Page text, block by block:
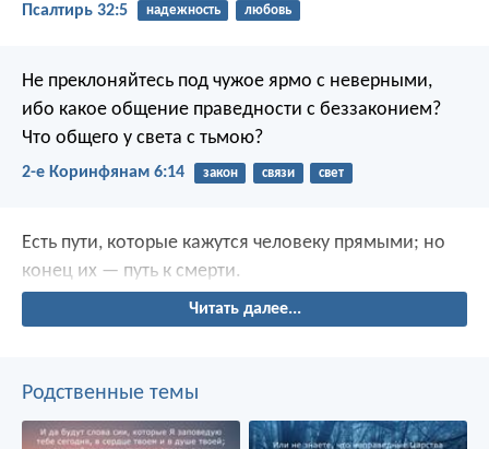
Псалтирь 32:5 надежность любовь
Не преклоняйтесь под чужое ярмо с неверными,
ибо какое общение праведности с беззаконием?
Что общего у света с тьмою?
2-е Коринфянам 6:14 закон связи свет
Есть пути, которые кажутся человеку прямыми; но
конец их — путь к смерти.
Читать далее...
Родственные темы